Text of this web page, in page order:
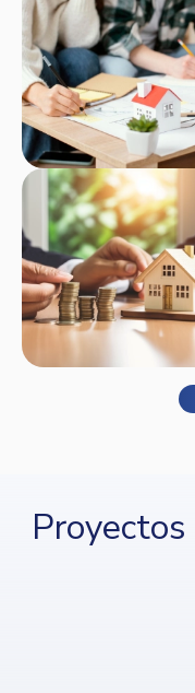
Proyectos